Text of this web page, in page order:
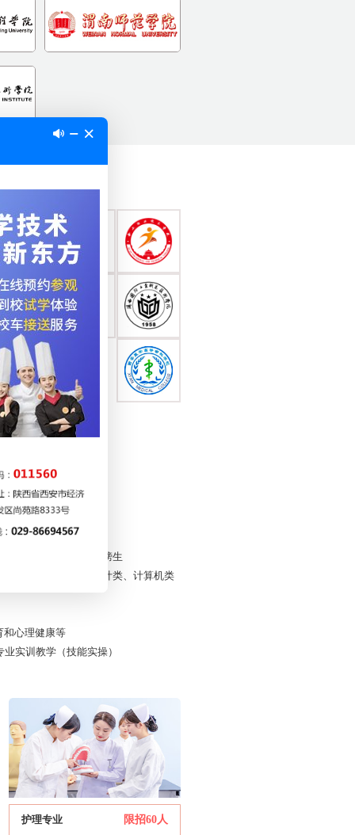
、中职在读、高考落榜生
类、学前教育类、设计类、计算机类
和心理健康等
实训教学（技能实操）
护理专业 限招60人